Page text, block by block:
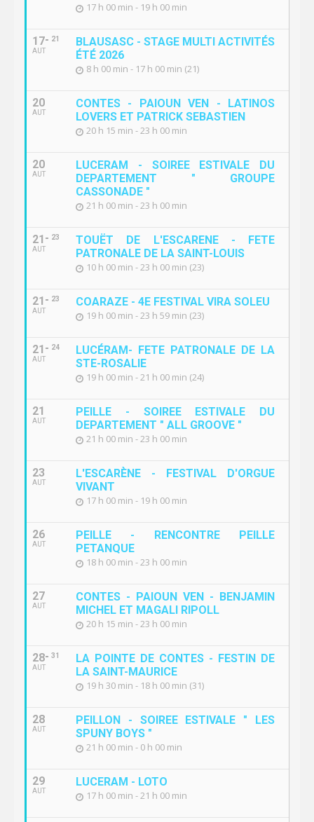
17 h 00 min - 19 h 00 min
17
AUT
21
BLAUSASC - STAGE MULTI ACTIVITÉS
ÉTÉ 2026
8 h 00 min - 17 h 00 min (21)
20
AUT
CONTES - PAIOUN VEN - LATINOS
LOVERS ET PATRICK SEBASTIEN
20 h 15 min - 23 h 00 min
20
AUT
LUCERAM - SOIREE ESTIVALE DU
DEPARTEMENT " GROUPE
CASSONADE "
21 h 00 min - 23 h 00 min
21
AUT
23
TOUËT DE L'ESCARENE - FETE
PATRONALE DE LA SAINT-LOUIS
10 h 00 min - 23 h 00 min (23)
21
AUT
23 COARAZE - 4E FESTIVAL VIRA SOLEU
19 h 00 min - 23 h 59 min (23)
21
AUT
24
LUCÉRAM- FETE PATRONALE DE LA
STE-ROSALIE
19 h 00 min - 21 h 00 min (24)
21
AUT
PEILLE - SOIREE ESTIVALE DU
DEPARTEMENT " ALL GROOVE "
21 h 00 min - 23 h 00 min
23
AUT
L'ESCARÈNE - FESTIVAL D'ORGUE
VIVANT
17 h 00 min - 19 h 00 min
26
AUT
PEILLE - RENCONTRE PEILLE
PETANQUE
18 h 00 min - 23 h 00 min
27
AUT
CONTES - PAIOUN VEN - BENJAMIN
MICHEL ET MAGALI RIPOLL
20 h 15 min - 23 h 00 min
28
AUT
31
LA POINTE DE CONTES - FESTIN DE
LA SAINT-MAURICE
19 h 30 min - 18 h 00 min (31)
28
AUT
PEILLON - SOIREE ESTIVALE " LES
SPUNY BOYS "
21 h 00 min - 0 h 00 min
29
AUT
LUCERAM - LOTO
17 h 00 min - 21 h 00 min